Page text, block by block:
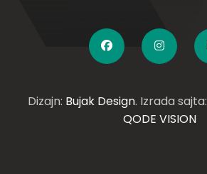
Dizajn: Bujak Design. Izrada sajta:
QODE VISION